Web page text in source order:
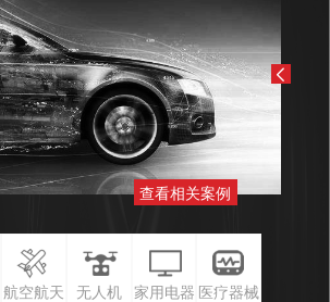
查看相关案例
航空航天 无人机 家用电器 医疗器械